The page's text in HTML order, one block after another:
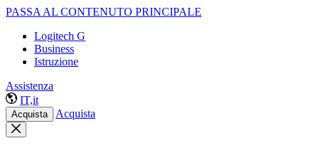
PASSA AL CONTENUTO PRINCIPALE
Logitech G
Business
Istruzione
Assistenza
IT,it
Acquista Acquista